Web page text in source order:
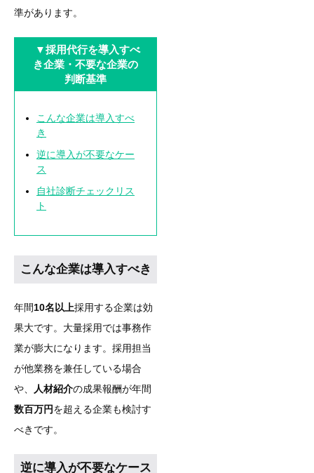
準があります。
▼採用代行を導入すべ
き企業・不要な企業の
判断基準
こんな企業は導入すべ
き
逆に導入が不要なケー
ス
自社診断チェックリス
ト
こんな企業は導入すべき
年間10名以上採用する企業は効
果大です。大量採用では事務作
業が膨大になります。採用担当
が他業務を兼任している場合
や、
人材紹介の成果報酬が年間
数百万円を超える企業も検討す
べきです。
逆に導入が不要なケース